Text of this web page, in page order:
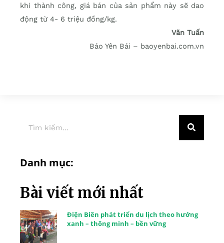
khi thành công, giá bán của sản phẩm này sẽ dao
động từ 4- 6 triệu đồng/kg.
Văn Tuấn
Báo Yên Bái – baoyenbai.com.vn
Danh mục:
Bài viết mới nhất
Điện Biên phát triển du lịch theo hướng
xanh – thông minh – bền vững